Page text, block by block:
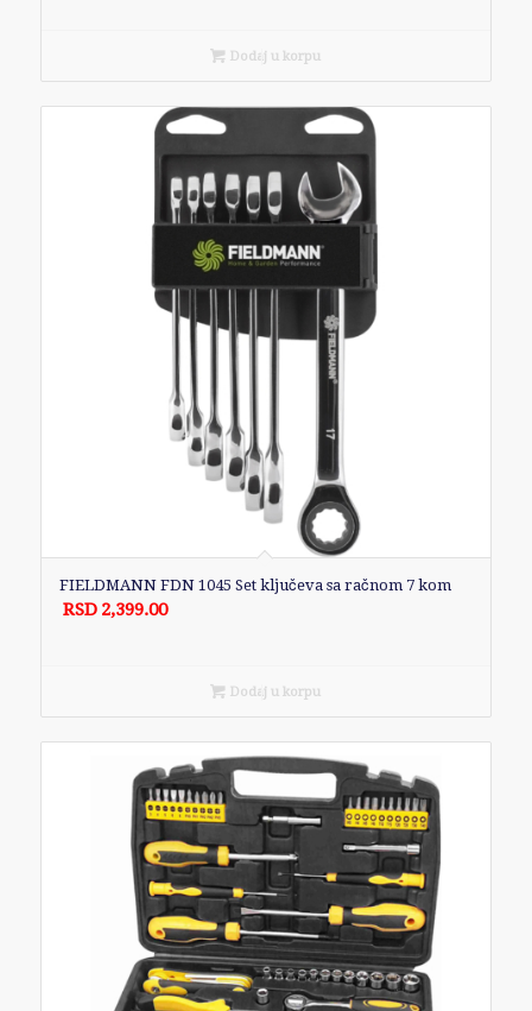
Dodaj u korpu
FIELDMANN FDN 1045 Set ključeva sa račnom 7 kom
RSD 2,399.00
Dodaj u korpu